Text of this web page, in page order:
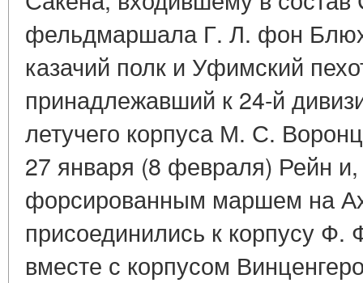
фельдмаршала Г. Л. фон
казачий полк и Уфимский
принадлежавший к 24-й
летучего корпуса М. С.
27 января (8 февраля) Рейн и,
форсированным маршем на
присоединились к корпусу Ф.
вместе с корпусом